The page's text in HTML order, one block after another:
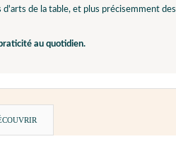
de la table, et plus précisemment
au quotidien.